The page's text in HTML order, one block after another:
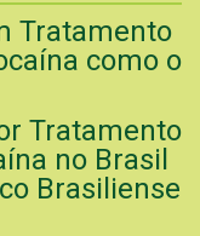
Tratamento
como o
Tratamento
no Brasil
Brasiliense